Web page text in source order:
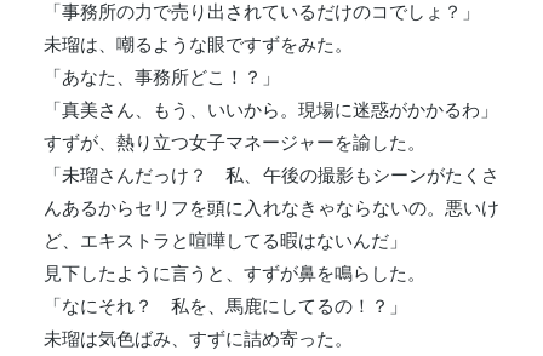
「事務所の力で売り出されているだけのコでしょ？」
未瑠は、嘲るような眼ですずをみた。
「あなた、事務所どこ！？」
「真美さん、もう、いいから。現場に迷惑がかかるわ」
すずが、熱り立つ女子マネージャーを諭した。
「未瑠さんだっけ？ 私、午後の撮影もシーンがたくさ
んあるからセリフを頭に入れなきゃならないの。悪いけ
ど、エキストラと喧嘩してる暇はないんだ」
見下したように言うと、すずが鼻を鳴らした。
「なにそれ？ 私を、馬鹿にしてるの！？」
未瑠は気色ばみ、すずに詰め寄った。